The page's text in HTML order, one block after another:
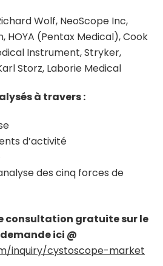
Wolf, NeoScope Inc,
HOYA (Pentax Medical), Cook
Instrument, Stryker,
Storz, Laborie Medical
à travers :
d’activité
des cinq forces de
consultation gratuite sur le
ici @
inquiry/cystoscope-market